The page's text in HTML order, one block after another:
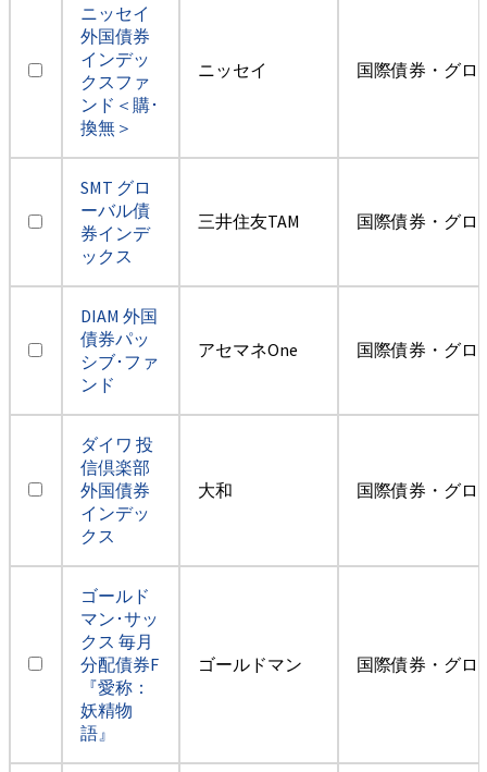
ニッセイ
外国債券
インデッ
クスファ
ンド＜購･
換無＞
ニッセイ 国際債券・グロ
SMT グロ
ーバル債
券インデ
ックス
三井住友TAM 国際債券・グロ
DIAM 外国
債券パッ
シブ･ファ
ンド
アセマネOne 国際債券・グロ
ダイワ 投
信倶楽部
外国債券
インデッ
クス
大和 国際債券・グロ
ゴールド
マン･サッ
クス 毎月
分配債券F
『愛称：
妖精物
語』
ゴールドマン 国際債券・グロ